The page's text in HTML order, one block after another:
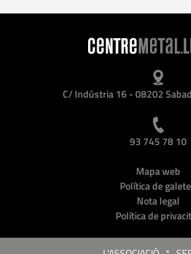
C/ Indústria 16 - 08202
93 745 78 10
Mapa web
Política de
Nota legal
Política de